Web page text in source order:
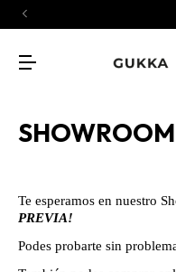
15%
Te esperamos en nuestro
PREVIA!
Podes probarte sin